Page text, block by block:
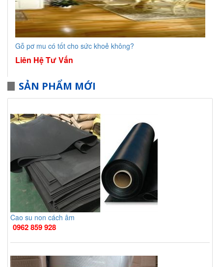
Gỗ pơ mu có tốt cho sức khoẻ không?
Liên Hệ Tư Vấn
SẢN PHẨM MỚI
Cao su non cách âm
0962 859 928